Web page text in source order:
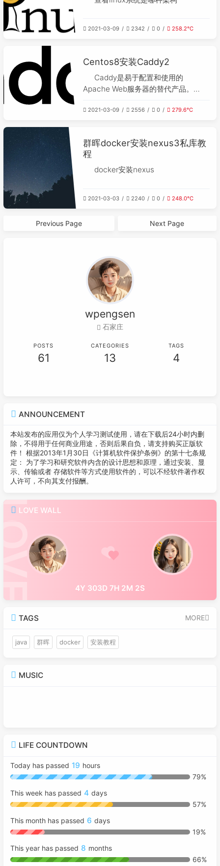
2021-03-09 2342 0 258.2℃
Centos8安装Caddy2
Caddy是易于配置和使用的
Apache Web服务器的替代产品。
Encrypt自动获取和更新SSL/TLS证书
2021-03-09 2556 0 279.6℃
群晖docker安装nexus3私库教
程
docker安装nexus
2021-03-03 2240 0 248.0℃
Previous Page Next Page
wpengsen
石家庄
POSTS
61
CATEGORIES
13
TAGS
4
ANNOUNCEMENT
本站发布的应用仅为个人学习测试使用，请在下载后24小时内删
除，不得用于任何商业用途，否则后果自负，请支持购买正版软
件！ 根据2013年1月30日《计算机软件保护条例》的第十七条规
定： 为了学习和研究软件内含的设计思想和原理，通过安装、显
示、传输或者 存储软件等方式使用软件的，可以不经软件著作权
人许可，不向其支付报酬。
LOVE WALL
4Y 303D 7H 2M 2S
TAGS MORE
java 群晖 docker 安装教程
MUSIC
LIFE COUNTDOWN
Today has passed 19 hours
79%
This week has passed 4 days
57%
This month has passed 6 days
19%
This year has passed 8 months
66%